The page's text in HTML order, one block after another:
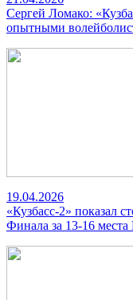
Сергей Ломако:
опытными
19.04.2026
«Кузбасс-2» показал
Финала за 13-16